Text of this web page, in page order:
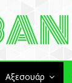
Αξεσουάρ